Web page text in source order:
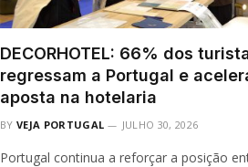
DECORHOTEL: 66% dos
regressam a Portugal e
aposta na hotelaria
BY VEJA PORTUGAL JULHO 30, 2026
Portugal continua a reforçar a posição